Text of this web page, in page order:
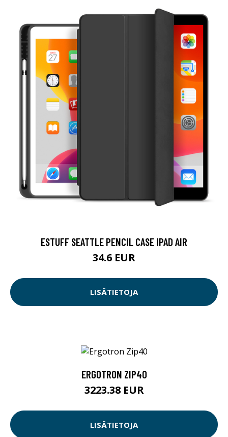
ESTUFF SEATTLE PENCIL CASE IPAD AIR
34.6 EUR
LISÄTIETOJA
ERGOTRON ZIP40
3223.38 EUR
LISÄTIETOJA